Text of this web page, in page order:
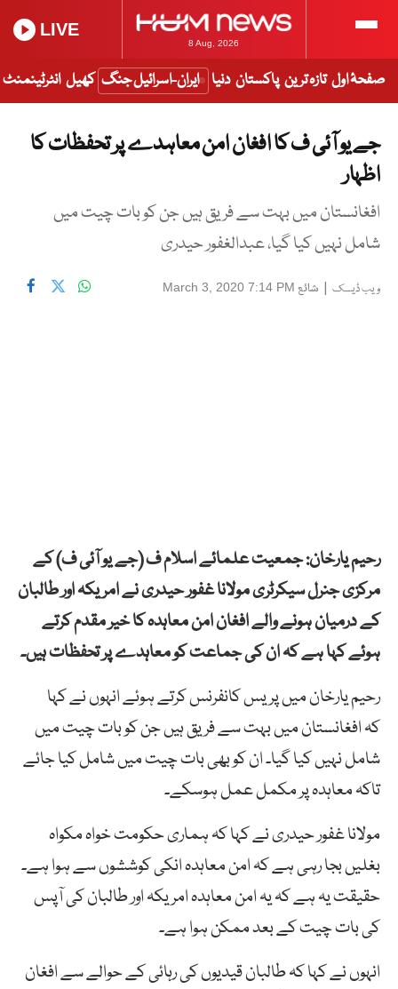
8 Aug, 2026
LIVE
صفحۂ اول تازہ ترین پاکستان دنیا ایران-اسرائیل جنگ کھیل انٹرٹینمنٹ
جے یو آئی ف کا افغان امن معاہدے پر تحفظات کا
اظہار
افغانستان میں بہت سے فریق ہیں جن کو بات چیت میں
شامل نہیں کیا گیا، عبدالغفور حیدری
ویب ڈیسک | شائع March 3, 2020 7:14 PM
رحیم یارخان: جمعیت علمائے اسلام ف (جے یو آئی ف) کے
مرکزی جنرل سیکرٹری مولانا غفور حیدری نے امریکہ اور طالبان
کے درمیان ہونے والے افغان امن معاہدہ کا خیر مقدم کرتے
ہوئے کہا ہے کہ ان کی جماعت کو معاہدے پر تحفظات ہیں۔
رحیم یارخان میں پریس کانفرنس کرتے ہوئے انہوں نے کہا
کہ افغانستان میں بہت سے فریق ہیں جن کو بات چیت میں
شامل نہیں کیا گیا۔ ان کو بھی بات چیت میں شامل کیا جائے
تاکہ معاہدہ پر مکمل عمل ہوسکے۔
مولانا غفور حیدری نے کہا کہ ہماری حکومت خواہ مکواہ
بغلیں بجا رہی ہے کہ امن معاہدہ انکی کوششوں سے ہوا ہے۔
حقیقت یہ ہے کہ یہ امن معاہدہ امریکہ اور طالبان کی آپس
کی بات چیت کے بعد ممکن ہوا ہے۔
انہوں نے کہا کہ طالبان قیدیوں کی رہائی کے حوالے سے افغان